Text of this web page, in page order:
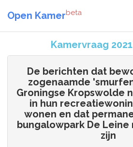
Open Kamerbeta
Kamervraag
De berichten dat
zogenaamde
Groningse Kropswolde
in hun
wonen en dat
bungalowpark De
zijn